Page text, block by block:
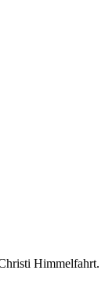
Himmelfahrt.